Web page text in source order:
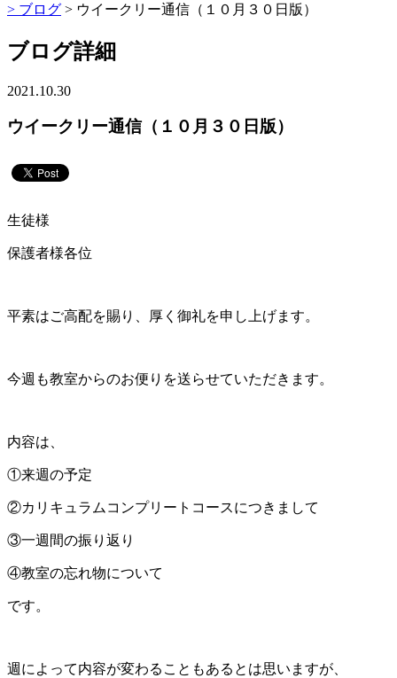
> ブログ > ウイークリー通信（１０月３０日版）
ブログ詳細
2021.10.30
ウイークリー通信（１０月３０日版）
生徒様
保護者様各位
平素はご高配を賜り、厚く御礼を申し上げます。
今週も教室からのお便りを送らせていただきます。
内容は、
①来週の予定
②カリキュラムコンプリートコースにつきまして
③一週間の振り返り
④教室の忘れ物について
です。
週によって内容が変わることもあるとは思いますが、